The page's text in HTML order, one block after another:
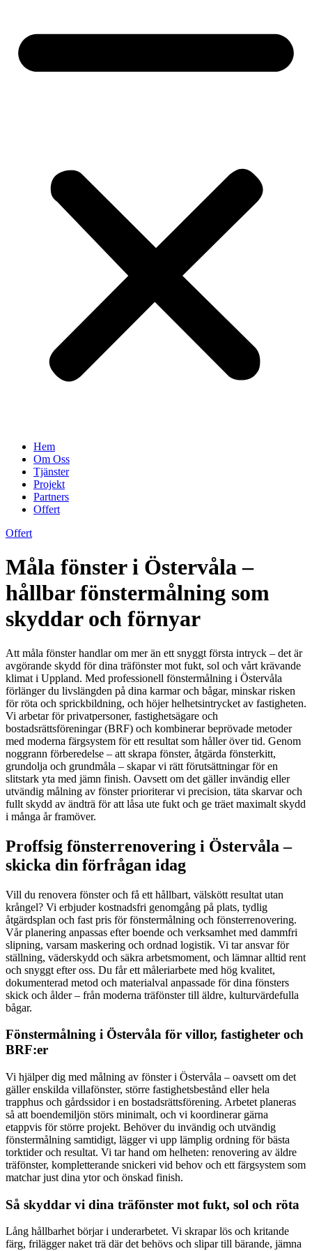
Hem
Om Oss
Tjänster
Projekt
Partners
Offert
Offert
Måla fönster i Östervåla –
hållbar fönstermålning som
skyddar och förnyar
Att måla fönster handlar om mer än ett snyggt första intryck – det är
avgörande skydd för dina träfönster mot fukt, sol och vårt krävande
klimat i Uppland. Med professionell fönstermålning i Östervåla
förlänger du livslängden på dina karmar och bågar, minskar risken
för röta och sprickbildning, och höjer helhetsintrycket av fastigheten.
Vi arbetar för privatpersoner, fastighetsägare och
bostadsrättsföreningar (BRF) och kombinerar beprövade metoder
med moderna färgsystem för ett resultat som håller över tid. Genom
noggrann förberedelse – att skrapa fönster, åtgärda fönsterkitt,
grundolja och grundmåla – skapar vi rätt förutsättningar för en
slitstark yta med jämn finish. Oavsett om det gäller invändig eller
utvändig målning av fönster prioriterar vi precision, täta skarvar och
fullt skydd av ändträ för att låsa ute fukt och ge träet maximalt skydd
i många år framöver.
Proffsig fönsterrenovering i Östervåla –
skicka din förfrågan idag
Vill du renovera fönster och få ett hållbart, välskött resultat utan
krångel? Vi erbjuder kostnadsfri genomgång på plats, tydlig
åtgärdsplan och fast pris för fönstermålning och fönsterrenovering.
Vår planering anpassas efter boende och verksamhet med dammfri
slipning, varsam maskering och ordnad logistik. Vi tar ansvar för
ställning, väderskydd och säkra arbetsmoment, och lämnar alltid rent
och snyggt efter oss. Du får ett måleriarbete med hög kvalitet,
dokumenterad metod och materialval anpassade för dina fönsters
skick och ålder – från moderna träfönster till äldre, kulturvärdefulla
bågar.
Fönstermålning i Östervåla för villor, fastigheter och
BRF:er
Vi hjälper dig med målning av fönster i Östervåla – oavsett om det
gäller enskilda villafönster, större fastighetsbestånd eller hela
trapphus och gårdssidor i en bostadsrättsförening. Arbetet planeras
så att boendemiljön störs minimalt, och vi koordinerar gärna
etappvis för större projekt. Behöver du invändig och utvändig
fönstermålning samtidigt, lägger vi upp lämplig ordning för bästa
torktider och resultat. Vi tar hand om helheten: renovering av äldre
träfönster, kompletterande snickeri vid behov och ett färgsystem som
matchar just dina ytor och önskad finish.
Så skyddar vi dina träfönster mot fukt, sol och röta
Lång hållbarhet börjar i underarbetet. Vi skrapar lös och kritande
färg, frilägger naket trä där det behövs och slipar till bärande, jämna